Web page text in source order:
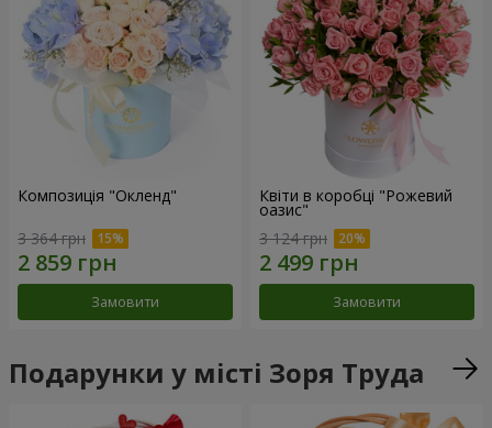
Композиція "Окленд"
3 364 грн
Замовити
Квіти в коробці "Рожевий
оазис"
3 124 грн
Замовити
Подарунки у місті Зоря Труда